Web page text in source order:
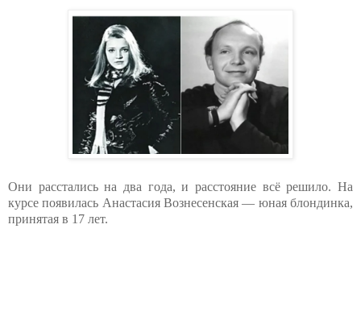
Они расстались на два года, и расстояние всё решило. На
курсе появилась Анастасия Вознесенская — юная блондинка,
принятая в 17 лет.